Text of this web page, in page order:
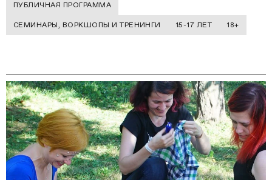
ПУБЛИЧНАЯ ПРОГРАММА
СЕМИНАРЫ, ВОРКШОПЫ И ТРЕНИНГИ 15-17 ЛЕТ 18+